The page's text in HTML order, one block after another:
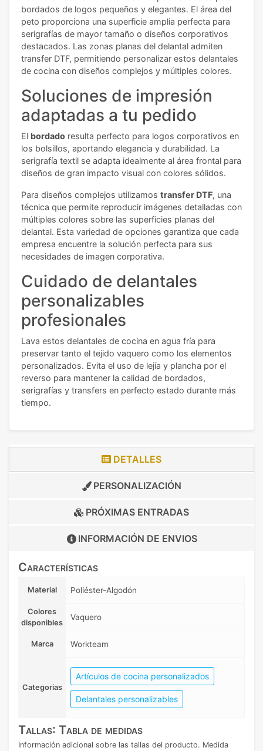
bordados de logos pequeños y elegantes. El área del
peto proporciona una superficie amplia perfecta para
serigrafías de mayor tamaño o diseños corporativos
destacados. Las zonas planas del delantal admiten
transfer DTF, permitiendo personalizar estos delantales
de cocina con diseños complejos y múltiples colores.
Soluciones de impresión
adaptadas a tu pedido
El bordado resulta perfecto para logos corporativos en
los bolsillos, aportando elegancia y durabilidad. La
serigrafía textil se adapta idealmente al área frontal para
diseños de gran impacto visual con colores sólidos.
Para diseños complejos utilizamos transfer DTF, una
técnica que permite reproducir imágenes detalladas con
múltiples colores sobre las superficies planas del
delantal. Esta variedad de opciones garantiza que cada
empresa encuentre la solución perfecta para sus
necesidades de imagen corporativa.
Cuidado de delantales
personalizables
profesionales
Lava estos delantales de cocina en agua fría para
preservar tanto el tejido vaquero como los elementos
personalizados. Evita el uso de lejía y plancha por el
reverso para mantener la calidad de bordados,
serigrafías y transfers en perfecto estado durante más
tiempo.
DETALLES
PERSONALIZACIÓN
PRÓXIMAS ENTRADAS
INFORMACIÓN DE ENVIOS
Características
Material Poliéster-Algodón
Colores
disponibles
Vaquero
Marca Workteam
Categorias
Artículos de cocina personalizados
Delantales personalizables
Tallas: Tabla de medidas
Información adicional sobre las tallas del producto. Medida